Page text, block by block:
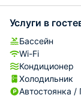
Услуги в
Бассейн
Wi-Fi
Кондиционер
Холодильник
Автостоянка /